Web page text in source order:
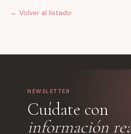
← Volver al listado
NEWSLETTER
Cuídate con
información